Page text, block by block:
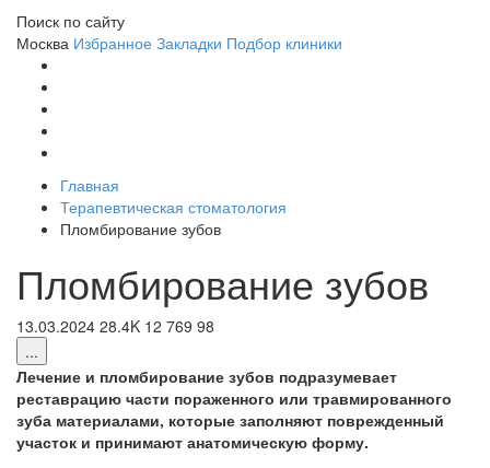
Поиск по сайту
Москва Избранное Закладки Подбор клиники
Главная
Терапевтическая стоматология
Пломбирование зубов
Пломбирование зубов
13.03.2024 28.4K 12 769 98
...
Лечение и пломбирование зубов подразумевает
реставрацию части пораженного или травмированного
зуба материалами, которые заполняют поврежденный
участок и принимают анатомическую форму.